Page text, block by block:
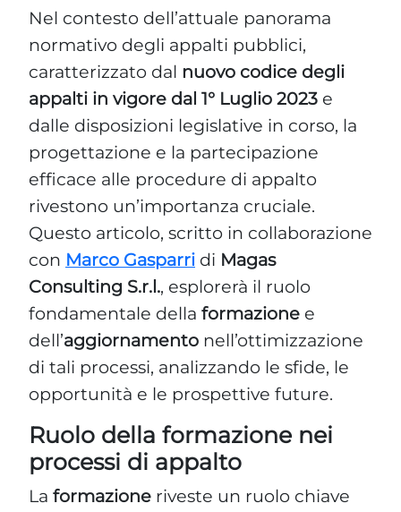
Nel contesto dell’attuale panorama
normativo degli appalti pubblici,
caratterizzato dal nuovo codice degli
appalti in vigore dal 1° Luglio 2023 e
dalle disposizioni legislative in corso, la
progettazione e la partecipazione
efficace alle procedure di appalto
rivestono un’importanza cruciale.
Questo articolo, scritto in collaborazione
con Marco Gasparri di Magas
Consulting S.r.l., esplorerà il ruolo
fondamentale della formazione e
dell’aggiornamento nell’ottimizzazione
di tali processi, analizzando le sfide, le
opportunità e le prospettive future.
Ruolo della formazione nei
processi di appalto
La formazione riveste un ruolo chiave